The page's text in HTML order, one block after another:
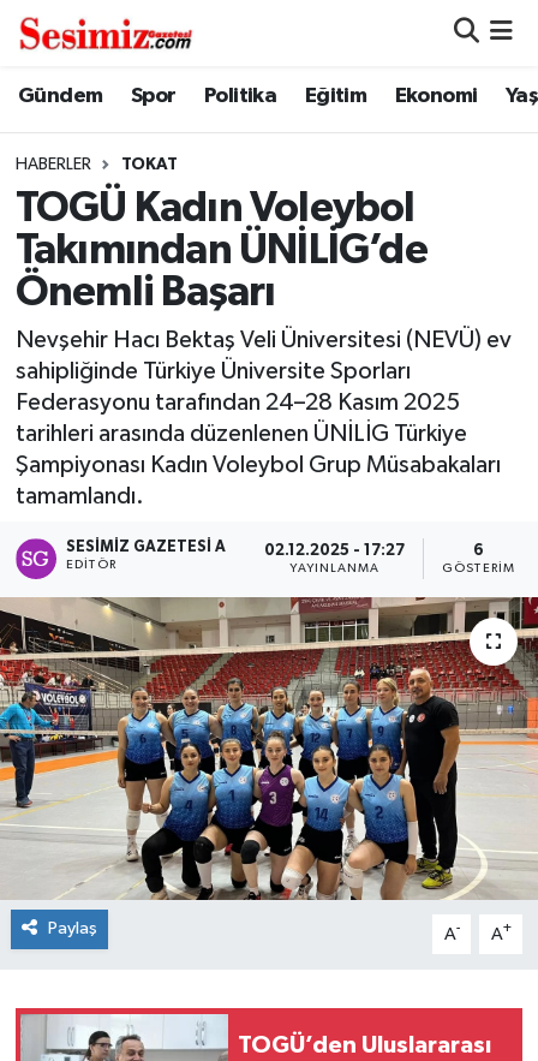
Gündem Spor Politika Eğitim Ekonomi
HABERLER TOKAT
TOGÜ Kadın Voleybol
Takımından ÜNİLİG’de
Önemli Başarı
Nevşehir Hacı Bektaş Veli Üniversitesi (NEVÜ) ev
sahipliğinde Türkiye Üniversite Sporları
Federasyonu tarafından 24–28 Kasım 2025
tarihleri arasında düzenlenen ÜNİLİG Türkiye
Şampiyonası Kadın Voleybol Grup Müsabakaları
tamamlandı.
SESIMIZ GAZETESI A
EDITÖR
02.12.2025 - 17:27
YAYINLANMA
6
GÖSTERIM
Paylaş A- A+
TOGÜ’den Uluslararası
Dünya
Ekonomi
Gündem
Magazin
Politika
Teknoloji
Tokat Haberleri
Yaşam
Nöbetçi Eczaneler
Namaz Vakitleri
Trafik Durumu
Süper Lig Puan Durumu ve Fikstür
Tüm Manşetler
Son Dakika Haberleri